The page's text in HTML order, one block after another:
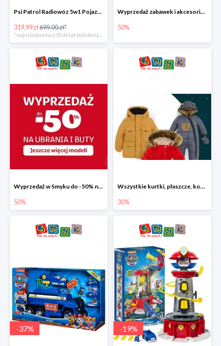
Psi Patrol Radiowóz 5w1 Pojazd ratunkowy z figurką Chase'a
319.99 zł699.00 zł*
Wyprzedaż zabawek i akcesoriów niemowlęcych w Smyku do -50%
50%
Wyprzedaż w Smyku do -50% na ubrania i buty
50%
Wszystkie kurtki, płaszcze, kombinezony i spodnie narciarskie -30%
30%
-37% -19%